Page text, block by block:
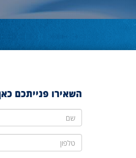
השאירו פנייתכם
שם
טלפון